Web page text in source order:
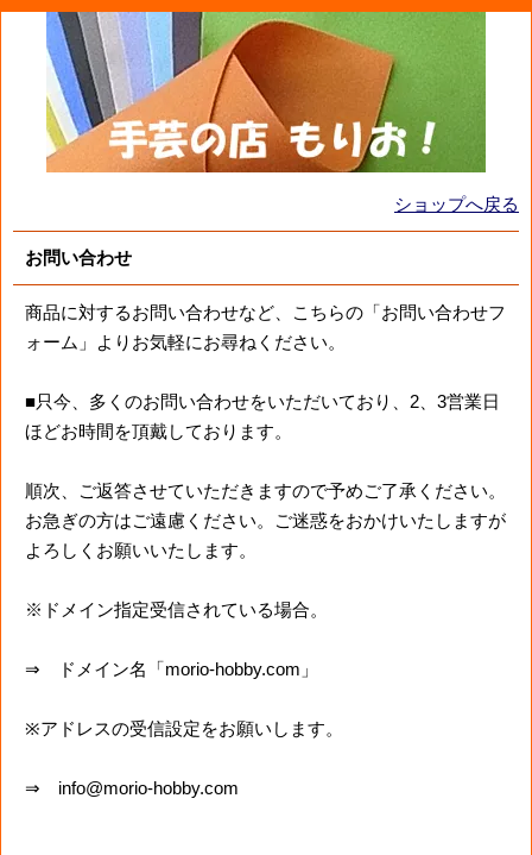
ショップへ戻る
お問い合わせ
商品に対するお問い合わせなど、こちらの「お問い合わせフ
ォーム」よりお気軽にお尋ねください。
■只今、多くのお問い合わせをいただいており、2、3営業日
ほどお時間を頂戴しております。
順次、ご返答させていただきますので予めご了承ください。
お急ぎの方はご遠慮ください。ご迷惑をおかけいたしますが
よろしくお願いいたします。
※ドメイン指定受信されている場合。
⇒ ドメイン名「morio-hobby.com」
※アドレスの受信設定をお願いします。
⇒ info@morio-hobby.com